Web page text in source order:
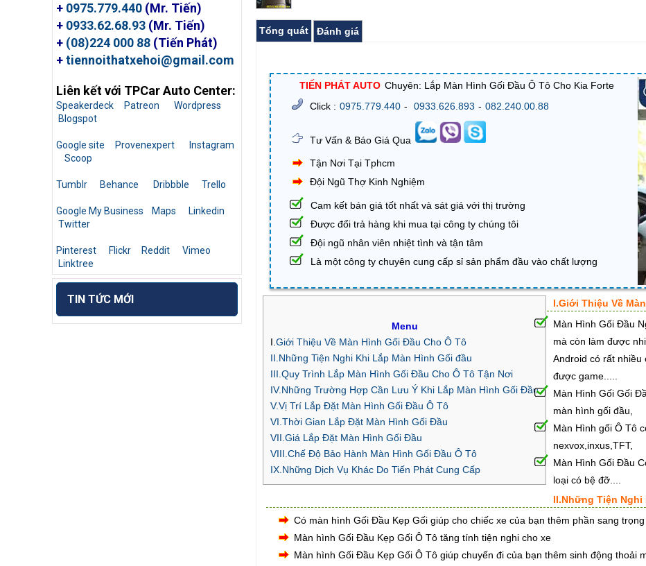
+ 0975.779.440 (Mr. Tiến)
+ 0933.62.68.93 (Mr. Tiến)
+ (08)224 000 88 (Tiến Phát)
+tiennoithatxehoi@gmail.com
Liên kết với TPCar Auto Center:
Speakerdeck Patreon
Wordpress
Blogspot
Google site Provenexpert
Instagram
Scoop
Tumblr Behance Dribbble Trello
Google My Business Maps
Linkedin
Twitter
Pinterest Flickr Reddit
Vimeo
Linktree
TIN TỨC MỚI
Tổng quát Đánh giá
TIẾN PHÁT AUTO Chuyên: Lắp Màn Hình Gối Đầu Ô Tô Cho Kia Forte
Click : 0975.779.440 - 0933.626.893 - 082.240.00.88
Tư Vấn & Báo Giá Qua
Tận Nơi Tại Tphcm
Đội Ngũ Thợ Kinh Nghiệm
Cam kết bán giá tốt nhất và sát giá với thị trường
Được đổi trả hàng khi mua tại công ty chúng tôi
Đội ngũ nhân viên nhiệt tình và tận tâm
Là một công ty chuyên cung cấp sỉ sản phẩm đầu vào chất lượng
Menu
I.Giới Thiệu Về Màn Hình Gối Đầu Cho Ô Tô
II.Những Tiện Nghi Khi Lắp Màn Hình Gối đầu
III.Quy Trình Lắp Màn Hình Gối Đầu Cho Ô Tô Tận Nơi
IV.Những Trường Hợp Cần Lưu Ý Khi Lắp Màn Hình Gối Đầu
V.Vị Trí Lắp Đặt Màn Hình Gối Đầu Ô Tô
VI.Thời Gian Lắp Đặt Màn Hình Gối Đầu
VII.Giá Lắp Đặt Màn Hình Gối Đầu
VIII.Chế Độ Bảo Hành Màn Hình Gối Đầu Ô Tô
IX.Những Dịch Vụ Khác Do Tiến Phát Cung Cấp
I.Giới Thiệu Về
Màn Hình Gối Đầu
mà còn làm được
Android có rất
được game.....
Màn Hình Gối Gối
màn hình gối đầu,
Màn Hình gối Ô Tô
nexvox,inxus,TFT,
Màn Hình Gối Đầu
loại có bệ đỡ....
II.Những Tiện Nghi
Có màn hình Gối Đầu Kẹp Gối giúp cho chiếc xe của bạn thêm phần sang
Màn hình Gối Đầu Kẹp Gối Ô Tô tăng tính tiện nghi cho xe
Màn hình Gối Đầu Kẹp Gối Ô Tô giúp chuyến đi của bạn thêm sinh động thoải